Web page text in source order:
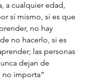
a cualquier edad,
sí mismo, si es que
no hay
no hacerlo, si es
las personas
dejan de
no importa”